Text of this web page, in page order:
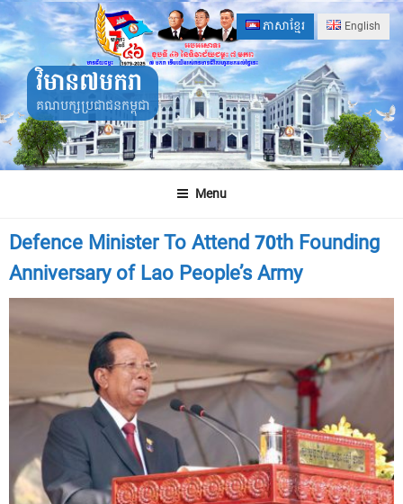
Skip
to
content
ភាសាខ្មែរ English
វិមាន៧មករា
គណបក្សប្រជាជនកម្ពុជា
Menu
Defence Minister To Attend 70th Founding
Anniversary of Lao People’s Army